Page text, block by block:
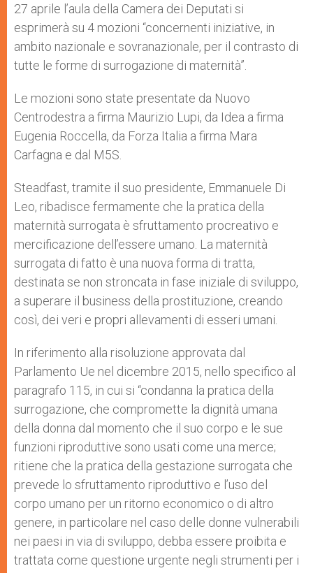
27 aprile l’aula della Camera dei Deputati si
esprimerà su 4 mozioni “concernenti iniziative, in
ambito nazionale e sovranazionale, per il contrasto di
tutte le forme di surrogazione di maternità”.
Le mozioni sono state presentate da Nuovo
Centrodestra a firma Maurizio Lupi, da Idea a firma
Eugenia Roccella, da Forza Italia a firma Mara
Carfagna e dal M5S.
Steadfast, tramite il suo presidente, Emmanuele Di
Leo, ribadisce fermamente che la pratica della
maternità surrogata è sfruttamento procreativo e
mercificazione dell’essere umano. La maternità
surrogata di fatto è una nuova forma di tratta,
destinata se non stroncata in fase iniziale di sviluppo,
a superare il business della prostituzione, creando
così, dei veri e propri allevamenti di esseri umani.
In riferimento alla risoluzione approvata dal
Parlamento Ue nel dicembre 2015, nello specifico al
paragrafo 115, in cui si “condanna la pratica della
surrogazione, che compromette la dignità umana
della donna dal momento che il suo corpo e le sue
funzioni riproduttive sono usati come una merce;
ritiene che la pratica della gestazione surrogata che
prevede lo sfruttamento riproduttivo e l’uso del
corpo umano per un ritorno economico o di altro
genere, in particolare nel caso delle donne vulnerabili
nei paesi in via di sviluppo, debba essere proibita e
trattata come questione urgente negli strumenti per i